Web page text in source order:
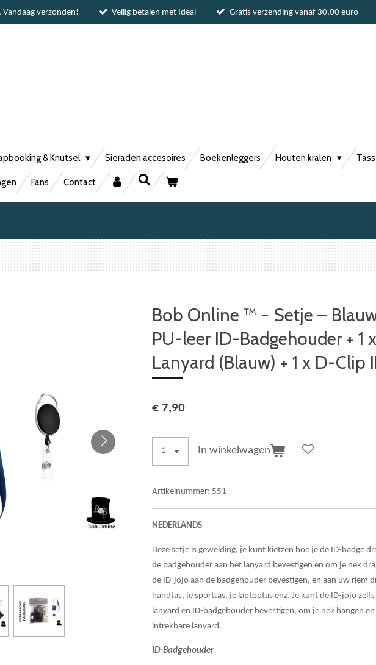
verzonden! Veilig betalen met Ideal Gratis verzending vanaf 30.00 euro
& Knutsel Sieraden accesoires Boekenleggers Houten kralen
Fans Contact
Bob Online ™ - Setje –
PU-leer ID-Badgehouder + 1 x
Lanyard (Blauw) + 1 x D-Clip
€ 7,90
In winkelwagen
Artikelnummer: 551
NEDERLANDS
Deze setje is gewelding, je kunt kietzen hoe je de ID-badge
de badgehouder aan het lanyard bevestigen en om je nek
de ID-jojo aan de badgehouder bevestigen, en aan uw riem
handtas, je sporttas, je laptoptas enz. Je kunt de ID-jojo zelfs
lanyard en ID-badgehouder bevestigen, om je nek hangen
intrekbare lanyard.
ID-Badgehouder